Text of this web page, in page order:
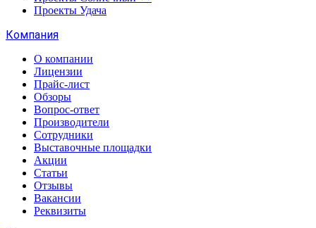
Проекты Удача
Компания
О компании
Лицензии
Прайс-лист
Обзоры
Вопрос-ответ
Производители
Сотрудники
Выставочные площадки
Акции
Статьи
Отзывы
Вакансии
Реквизиты